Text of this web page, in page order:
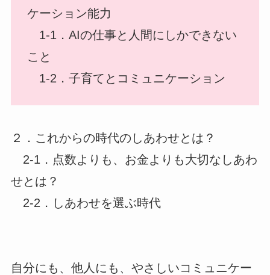
ケーション能力
1-1．AIの仕事と人間にしかできない
こと
1-2．子育てとコミュニケーション
２．これからの時代のしあわせとは？
2-1．点数よりも、お金よりも大切なしあわ
せとは？
2-2．しあわせを選ぶ時代
自分にも、他人にも、やさしいコミュニケー